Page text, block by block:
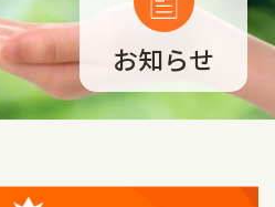
買う
遊ぶ
お知らせ